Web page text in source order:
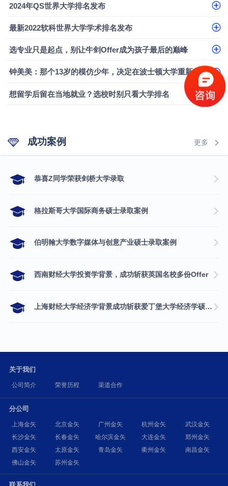
2024年QS世界大学排名发布
最新2022软科世界大学学术排名发布
选专业只是起点，别让牛剑Offer成为孩子最后的巅峰
钟美美：那个13岁的模仿少年，决定在波士顿大学重新定义自己
想留学后留在当地就业？选校时别只看大学排名
成功案例 更多
​恭喜Z同学荣获剑桥大学录取
格拉斯哥大学国际商务硕士录取案例
伯明翰大学数字媒体与创意产业硕士录取案例
西南财经大学投资学背景，成功斩获英国名校多份Offer
上海财经大学经济学背景成功斩获爱丁堡大学经济学硕士录取
关于我们
公司简介 荣誉历程 渠道合作
分公司
上海金矢 北京金矢 广州金矢 杭州金矢
武汉金矢
长沙金矢
长春金矢 哈尔滨金矢 大连金矢
郑州金矢
西安金矢
太原金矢 青岛金矢 衢州金矢
南昌金矢
佛山金矢
苏州金矢